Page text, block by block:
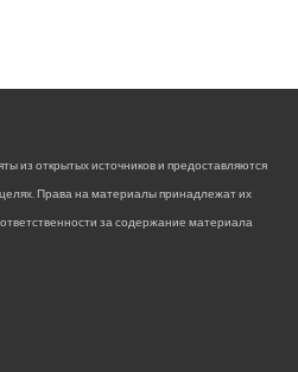
из открытых источников и предоставляются
Права на материалы принадлежат их
за содержание материала